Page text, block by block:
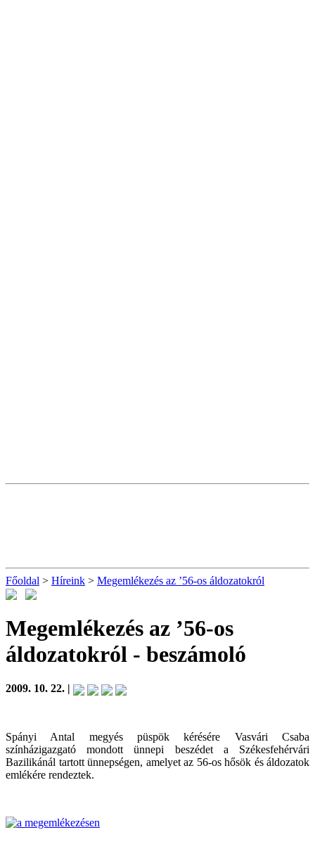
Főoldal > Híreink > Megemlékezés az ’56-os áldozatokról
Megemlékezés az ’56-os
áldozatokról - beszámoló
2009. 10. 22. |
Spányi Antal megyés püspök kérésére Vasvári Csaba
színházigazgató mondott ünnepi beszédet a Székesfehérvári
Bazilikánál tartott ünnepségen, amelyet az 56-os hősök és áldozatok
emlékére rendeztek.